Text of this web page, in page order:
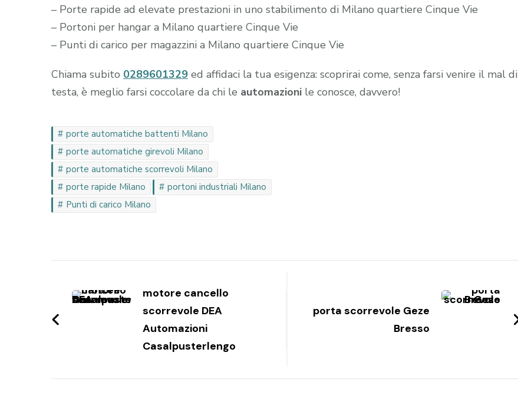
– Porte rapide ad elevate prestazioni in uno stabilimento di Milano quartiere Cinque Vie
– Portoni per hangar a Milano quartiere Cinque Vie
– Punti di carico per magazzini a Milano quartiere Cinque Vie
Chiama subito 0289601329 ed affidaci la tua esigenza: scoprirai come, senza farsi venire il mal di
testa, è meglio farsi coccolare da chi le automazioni le conosce, davvero!
porte automatiche battenti Milano
porte automatiche girevoli Milano
porte automatiche scorrevoli Milano
porte rapide Milano
portoni industriali Milano
Punti di carico Milano
articoli
motore cancello
scorrevole DEA
Automazioni
Casalpusterlengo
porta scorrevole Geze
Bresso